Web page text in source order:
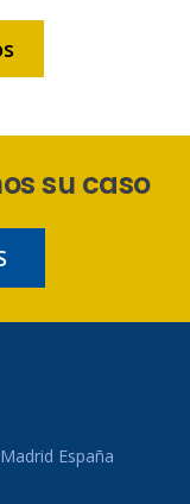
su caso
España